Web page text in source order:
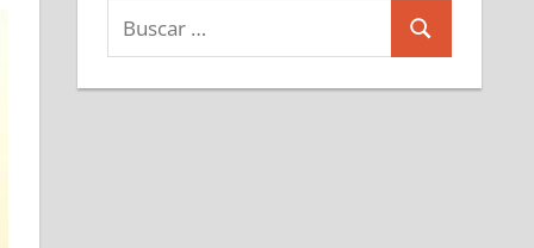
Buscar:
Buscar